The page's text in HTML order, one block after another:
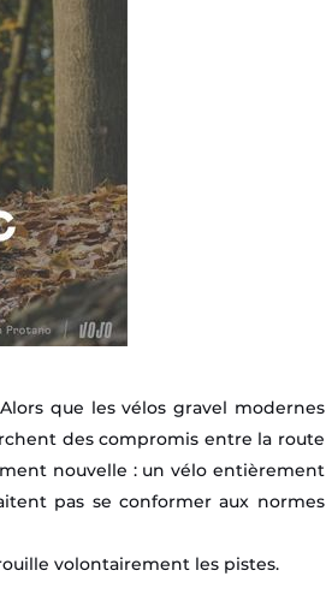
que les vélos gravel modernes
des compromis entre la route
nouvelle : un vélo entièrement
pas se conformer aux normes
volontairement les pistes.